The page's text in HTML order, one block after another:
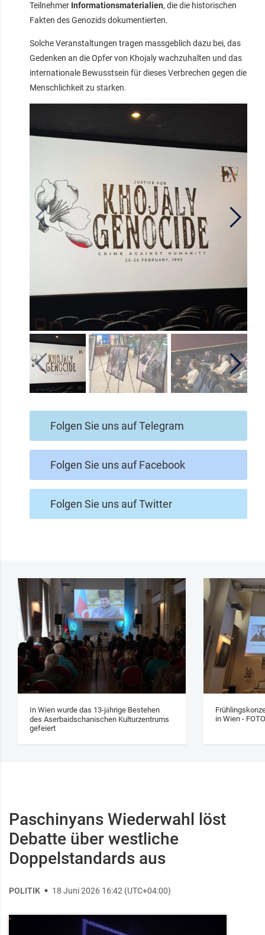
Teilnehmer Informationsmaterialien, die die historischen
Fakten des Genozids dokumentierten.
Solche Veranstaltungen tragen massgeblich dazu bei, das
Gedenken an die Opfer von Khojaly wachzuhalten und das
internationale Bewusstsein für dieses Verbrechen gegen die
Menschlichkeit zu stärken.
Folgen Sie uns auf Telegram
Folgen Sie uns auf Facebook
Folgen Sie uns auf Twitter
In Wien wurde das 13‑jährige Bestehen
des Aserbaidschanischen Kulturzentrums
gefeiert
in Wien - FOTO
Paschinyans Wiederwahl löst
Debatte über westliche
Doppelstandards aus
POLITIK 18 Juni 2026 16:42 (UTC+04:00)